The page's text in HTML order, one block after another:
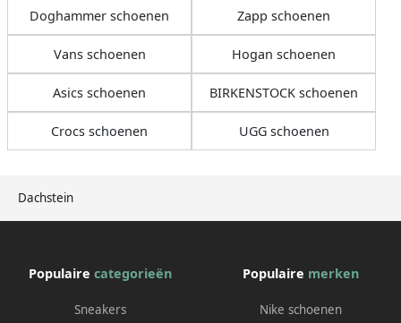
Dachstein
Doghammer schoenen Zapp schoenen
Vans schoenen Hogan schoenen
Asics schoenen BIRKENSTOCK schoenen
Crocs schoenen UGG schoenen
Populaire categorieën
Sneakers
Populaire merken
Nike schoenen